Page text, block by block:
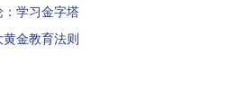
学习金字塔
金教育法则